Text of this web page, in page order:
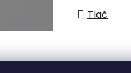
Tlač